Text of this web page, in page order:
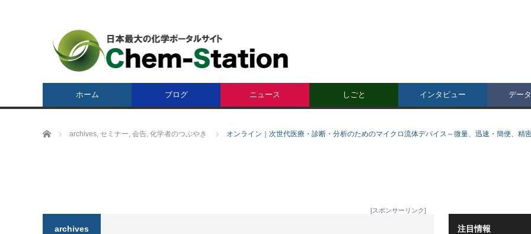
ホーム ブログ ニュース しごと インタビュー デー
ホーム archives, セミナー, 会告, 化学者のつぶやき オンライン｜次世代医療・診断・分析のためのマイクロ流体デバイス～微量、迅速・簡便、精
[スポンサーリンク]
archives 注目情報